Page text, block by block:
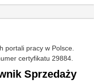
portali pracy w Polsce.
certyfikatu 29884.
Sprzedaży